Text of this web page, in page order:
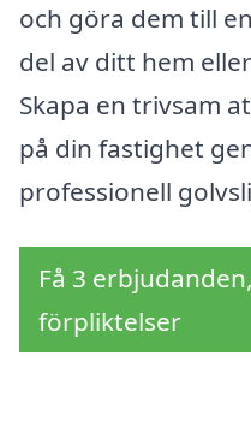
och göra dem till
del av ditt hem
Skapa en trivsam
på din fastighet
professionell
Få 3
förpliktelser